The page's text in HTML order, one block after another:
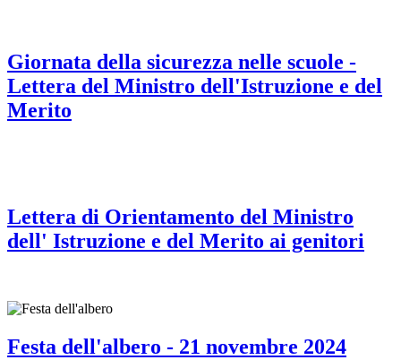
Giornata della sicurezza nelle scuole -
Lettera del Ministro dell'Istruzione e del
Merito
Lettera di Orientamento del Ministro
dell' Istruzione e del Merito ai genitori
Festa dell'albero - 21 novembre 2024